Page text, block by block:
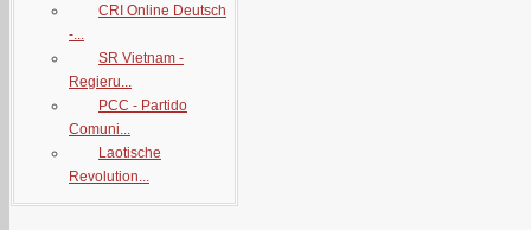
CRI Online Deutsch
-...
SR Vietnam -
Regieru...
PCC - Partido
Comuni...
Laotische
Revolution...